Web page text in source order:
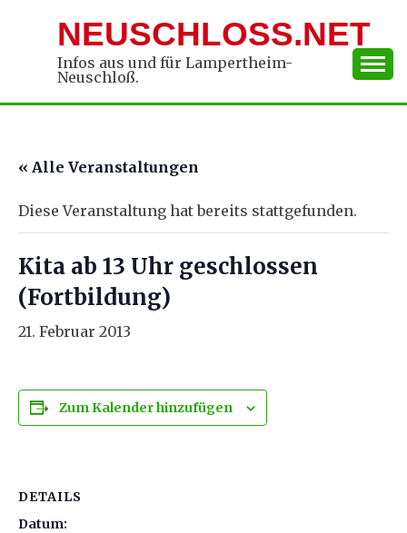
NEUSCHLOSS.NET
Infos aus und für Lampertheim-
Neuschloß.
« Alle Veranstaltungen
Diese Veranstaltung hat bereits stattgefunden.
Kita ab 13 Uhr geschlossen
(Fortbildung)
21. Februar 2013
Zum Kalender hinzufügen
DETAILS
Datum: